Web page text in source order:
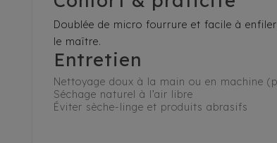
Doublée de micro fourrure et facile à
le maître.
Entretien
Nettoyage doux à la main ou en machine
Séchage naturel à l’air libre
Éviter sèche-linge et produits abrasifs